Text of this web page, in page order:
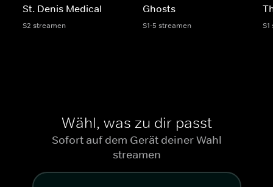
St. Denis Medical
S2 streamen
Ghosts
S1-5 streamen
Wähl, was zu dir passt
Sofort auf dem Gerät deiner Wahl
streamen